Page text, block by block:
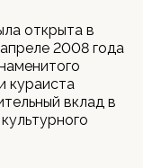
открыта в
2008 года
кураиста
вклад в